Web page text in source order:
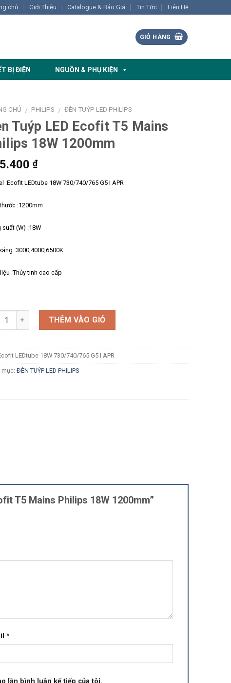
chủ Giới Thiệu Catalogue & Báo Giá Tin Tức Liên Hệ
GIỎ HÀNG
BỊ ĐIỆN NGUỒN & PHỤ KIỆN
CHỦ / PHILIPS / ĐÈN TUÝP LED PHILIPS
Tuýp LED Ecofit T5 Mains
18W 1200mm
₫
:Ecofit LEDtube 18W 730/740/765 G5 I APR
:1200mm
suất (W) :18W
:3000,4000,6500K
:Thủy tinh cao cấp
THÊM VÀO GIỎ
LEDtube 18W 730/740/765 G5 I APR
mục: ĐÈN TUÝP LED PHILIPS
T5 Mains Philips 18W 1200mm”
*
lần bình luận kế tiếp của tôi.